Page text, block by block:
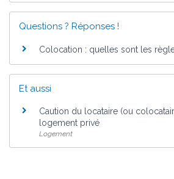
Questions ? Réponses !
Colocation : quelles sont les
Et aussi
Caution du locataire (ou
logement privé
Logement